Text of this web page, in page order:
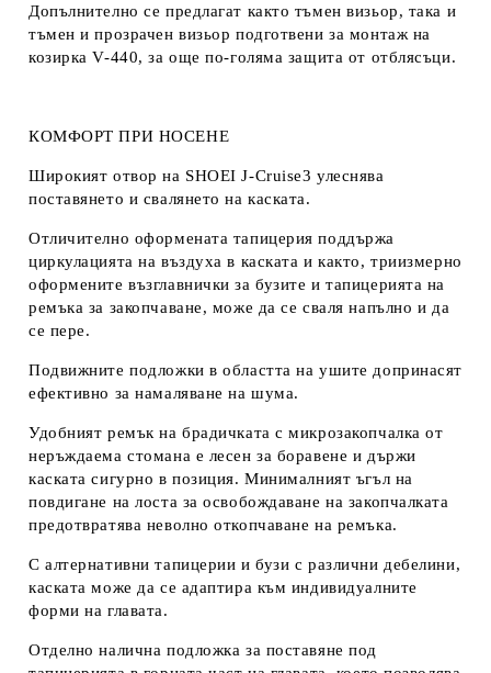
Допълнително се предлагат както тъмен визьор, така и
тъмен и прозрачен визьор подготвени за монтаж на
козирка V-440, за още по-голяма защита от отблясъци.
КОМФОРТ ПРИ НОСЕНЕ
Широкият отвор на SHOEI J-Cruise3 улеснява
поставянето и свалянето на каската.
Отличително оформената тапицерия поддържа
циркулацията на въздуха в каската и както, триизмерно
оформените възглавнички за бузите и тапицерията на
ремъка за закопчаване, може да се сваля напълно и да
се пере.
Подвижните подложки в областта на ушите допринасят
ефективно за намаляване на шума.
Удобният ремък на брадичката с микрозакопчалка от
неръждаема стомана е лесен за боравене и държи
каската сигурно в позиция. Минималният ъгъл на
повдигане на лоста за освобождаване на закопчалката
предотвратява неволно откопчаване на ремъка.
С алтернативни тапицерии и бузи с различни дебелини,
каската може да се адаптира към индивидуалните
форми на главата.
Отделно налична подложка за поставяне под